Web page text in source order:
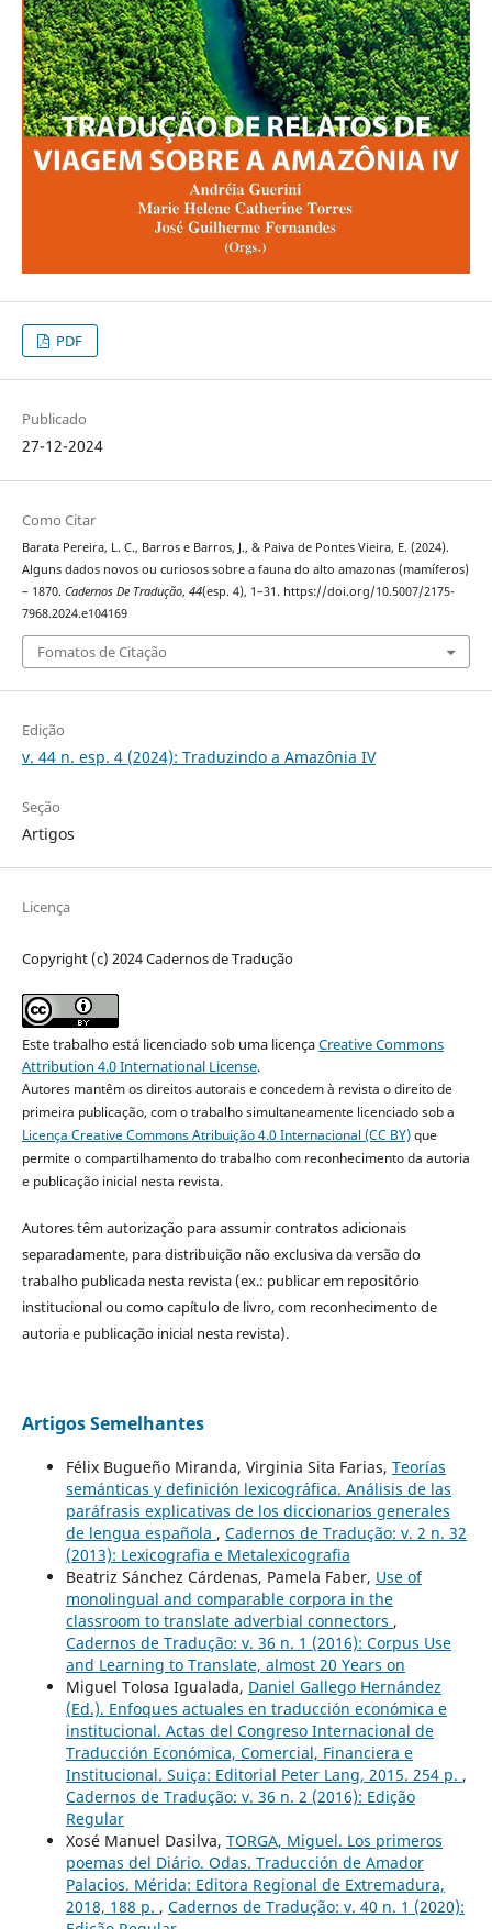
PDF
Publicado
27-12-2024
Como Citar
Barata Pereira, L. C., Barros e Barros, J., & Paiva de Pontes Vieira, E. (2024).
Alguns dados novos ou curiosos sobre a fauna do alto amazonas (mamíferos)
– 1870. Cadernos De Tradução, 44(esp. 4), 1–31. https://doi.org/10.5007/2175-
7968.2024.e104169
Fomatos de Citação
Edição
v. 44 n. esp. 4 (2024): Traduzindo a Amazônia IV
Seção
Artigos
Licença
Copyright (c) 2024 Cadernos de Tradução
Este trabalho está licenciado sob uma licençaCreative Commons
Attribution 4.0 International License.
Autores mantêm os direitos autorais e concedem à revista o direito de
primeira publicação, com o trabalho simultaneamente licenciado sob a
Licença Creative Commons Atribuição 4.0 Internacional (CC BY)que
permite o compartilhamento do trabalho com reconhecimento da autoria
e publicação inicial nesta revista.
Autores têm autorização para assumir contratos adicionais
separadamente, para distribuição não exclusiva da versão do
trabalho publicada nesta revista (ex.: publicar em repositório
institucional ou como capítulo de livro, com reconhecimento de
autoria e publicação inicial nesta revista).
Artigos Semelhantes
Félix Bugueño Miranda, Virginia Sita Farias, Teorías
semánticas y definición lexicográfica. Análisis de las
paráfrasis explicativas de los diccionarios generales
de lengua española , Cadernos de Tradução: v. 2 n. 32
(2013): Lexicografia e Metalexicografia
Beatriz Sánchez Cárdenas, Pamela Faber, Use of
monolingual and comparable corpora in the
classroom to translate adverbial connectors ,
Cadernos de Tradução: v. 36 n. 1 (2016): Corpus Use
and Learning to Translate, almost 20 Years on
Miguel Tolosa Igualada, Daniel Gallego Hernández
(Ed.). Enfoques actuales en traducción económica e
institucional. Actas del Congreso Internacional de
Traducción Económica, Comercial, Financiera e
Institucional. Suiça: Editorial Peter Lang, 2015. 254 p. ,
Cadernos de Tradução: v. 36 n. 2 (2016): Edição
Regular
Xosé Manuel Dasilva, TORGA, Miguel. Los primeros
poemas del Diário. Odas. Traducción de Amador
Palacios. Mérida: Editora Regional de Extremadura,
2018, 188 p. , Cadernos de Tradução: v. 40 n. 1 (2020):